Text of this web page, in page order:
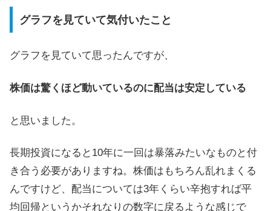
グラフを見ていて気付いたこと
グラフを見ていて思ったんですが、
株価は驚くほど動いているのに配当は安定している
と思いました。
長期投資になると10年に一回は暴落みたいなものと付
き合う必要がありますね。株価はもちろん乱れまくる
んですけど、配当については3年くらい辛抱すれば平
均回帰というかそれなりの数字に戻るような感じで